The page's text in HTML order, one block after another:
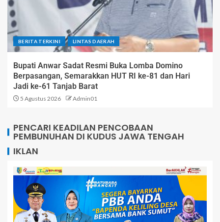
BERITA TERKINI LINTAS DAERAH
Bupati Anwar Sadat Resmi Buka Lomba Domino
Berpasangan, Semarakkan HUT RI ke-81 dan Hari
Jadi ke-61 Tanjab Barat
5 Agustus 2026 Admin01
PENCARI KEADILAN PENCOBAAN
PEMBUNUHAN DI KUDUS JAWA TENGAH
IKLAN